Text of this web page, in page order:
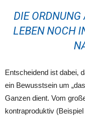
DIE ORDNUNG
LEBEN NOCH
Entscheidend ist dabei,
ein Bewusstsein um
Ganzen dient. Vom
kontraproduktiv